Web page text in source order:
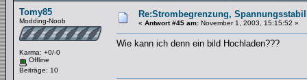
Tomy85
Modding-Noob
Karma: +0/-0
Offline
Beiträge: 10
Re:Strombegrenzung,
« Antwort #45 am: November 1, 2003, 15:15:52 »
Wie kann ich denn ein bild Hochladen???